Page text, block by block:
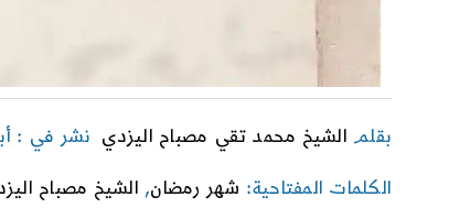
بقلم الشيخ محمد تقي مصباح اليزدي نشر في : أبريل
الكلمات المفتاحية: شهر رمضان, الشيخ مصباح